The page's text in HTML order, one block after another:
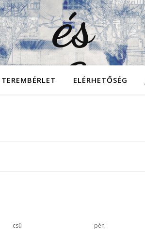
TEREMBÉRLET ELÉRHETŐSÉG
csü pén